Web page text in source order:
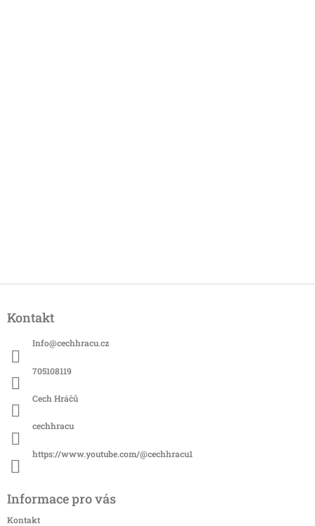
pKontakt
Info@cechhracu.cz
705108119
Cech Hráčů
cechhracu
https://www.youtube.com/@cechhracu1
Informace pro vás
Kontakt